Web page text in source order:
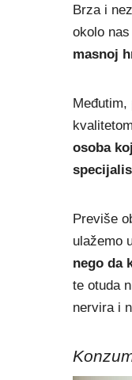
Brza i
okolo
masnoj
Međutim,
osoba
Previše
ulažemo
nego da
te otuda
nervira i